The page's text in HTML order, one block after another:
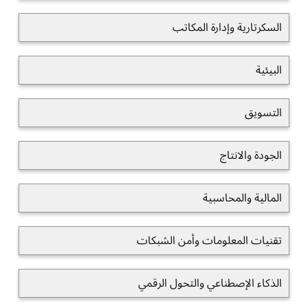
السكرتارية وإدارة المكاتب
البيئية
التسويق
الجودة والانتاج
المالية والمحاسبية
تقنيات المعلومات وأمن الشبكات
الذكاء الإصطناعي والتحول الرقمي